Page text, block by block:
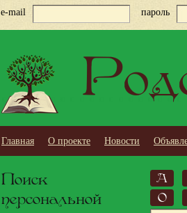
e-mail пароль
Главная О проекте Новости
Поиск
персональной
А
О